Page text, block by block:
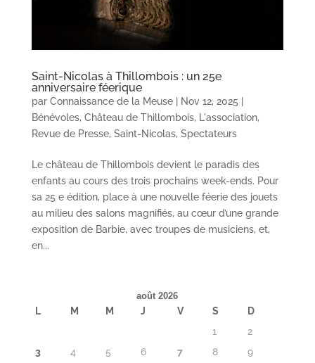
Saint-Nicolas à Thillombois : un 25e
anniversaire féerique
par Connaissance de la Meuse| Nov 12, 2025
Bénévoles, Château de Thillombois, L'association,
Revue de Presse, Saint-Nicolas, Spectateurs
Le château de Thillombois devient le paradis des
enfants au cours des trois prochains week-ends. Pour
sa 25 e édition, place à une nouvelle féerie des jouets
au milieu des salons magnifiés, au cœur d’une grande
exposition de Barbie, avec troupes de musiciens, et,
en...
août 2026
L M M J V S
D
1
2
3
4 5 6 7 8 9